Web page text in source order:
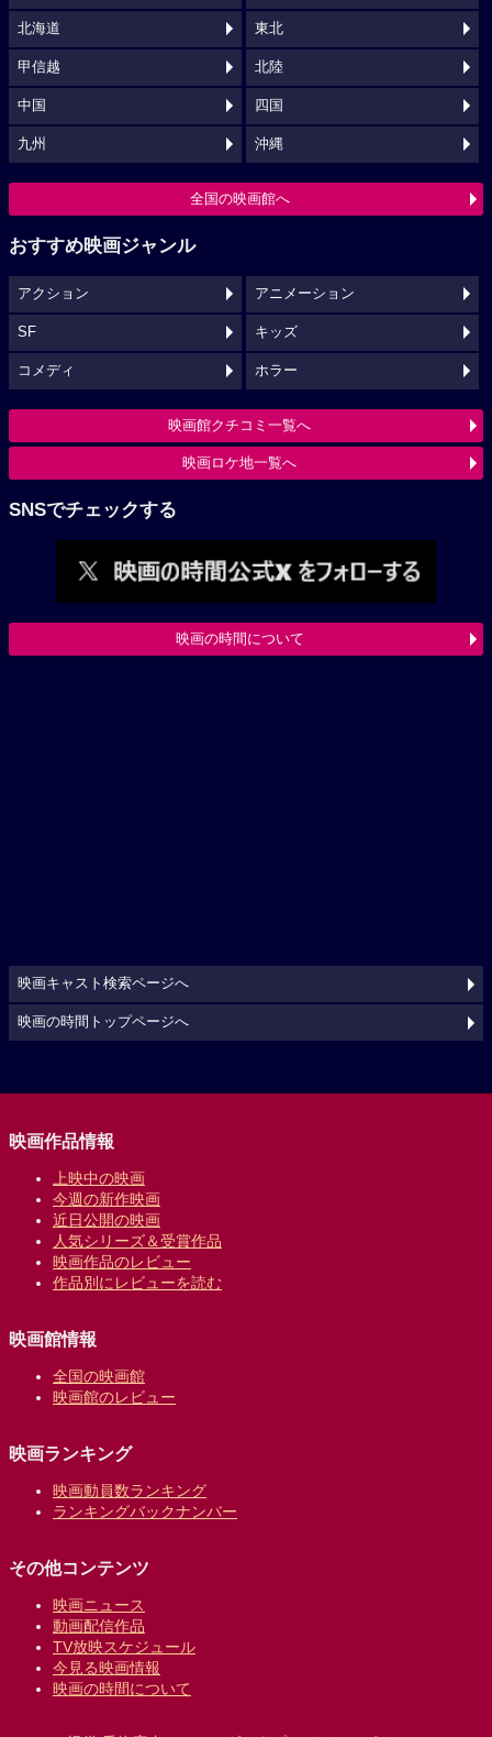
北海道 東北
甲信越 北陸
中国 四国
九州 沖縄
全国の映画館へ
おすすめ映画ジャンル
アクション アニメーション
SF キッズ
コメディ ホラー
映画館クチコミ一覧へ
映画ロケ地一覧へ
SNSでチェックする
映画の時間について
映画キャスト検索ページへ
映画の時間トップページへ
映画作品情報
上映中の映画
今週の新作映画
近日公開の映画
人気シリーズ＆受賞作品
映画作品のレビュー
作品別にレビューを読む
映画館情報
全国の映画館
映画館のレビュー
映画ランキング
映画動員数ランキング
ランキングバックナンバー
その他コンテンツ
映画ニュース
動画配信作品
TV放映スケジュール
今見る映画情報
映画の時間について